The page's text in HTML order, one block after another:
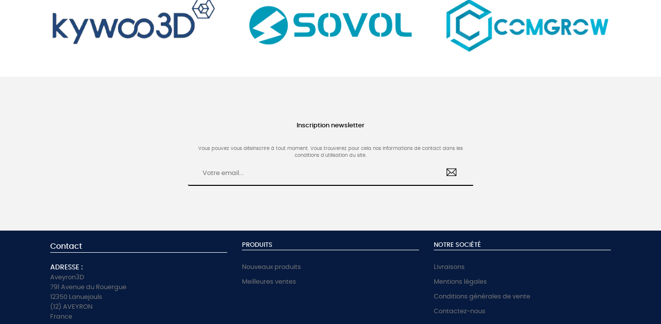
Inscription newsletter
Vous pouvez vous désinscrire à tout moment. Vous trouverez pour cela nos informations de contact dans les
conditions d'utilisation du site.
Contact
ADRESSE :
Aveyron3D
791 Avenue du Rouergue
12350 Lanuejouls
(12) AVEYRON
France
PRODUITS
Nouveaux produits
Meilleures ventes
NOTRE SOCIÉTÉ
Livraisons
Mentions légales
Conditions générales de vente
Contactez-nous